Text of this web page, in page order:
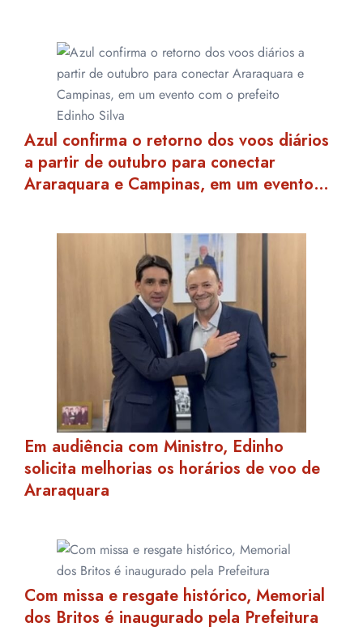
Azul confirma o retorno dos voos diários
a partir de outubro para conectar
Araraquara e Campinas, em um evento…
Em audiência com Ministro, Edinho
solicita melhorias os horários de voo de
Araraquara
Com missa e resgate histórico, Memorial
dos Britos é inaugurado pela Prefeitura